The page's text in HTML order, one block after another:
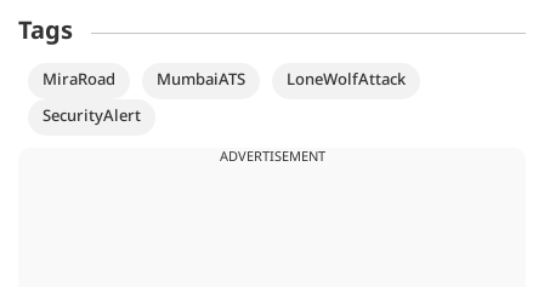
Tags
MiraRoad MumbaiATS
LoneWolfAttack
SecurityAlert
ADVERTISEMENT